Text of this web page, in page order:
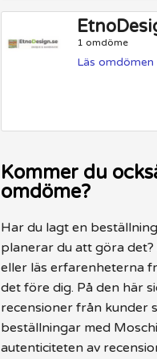
1 omdöme
Läs omdömen
Kommer du
omdöme?
Har du lagt en
planerar du att göra det?
eller läs erfarenheterna
det före dig. På den här
recensioner från kunder
beställningar med
autenticiteten av